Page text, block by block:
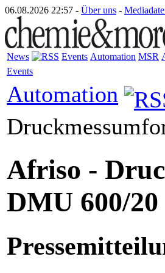
06.08.2026 22:57 - Über uns -
News Events Automation MSR
Events
Automation
Afriso -
DMU 600/20